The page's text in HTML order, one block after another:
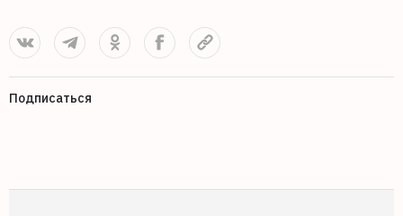
Подписаться